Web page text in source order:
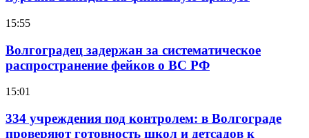
15:55
Волгоградец задержан за систематическое
распространение фейков о ВС РФ
15:01
334 учреждения под контролем: в Волгограде
проверяют готовность школ и детсадов к